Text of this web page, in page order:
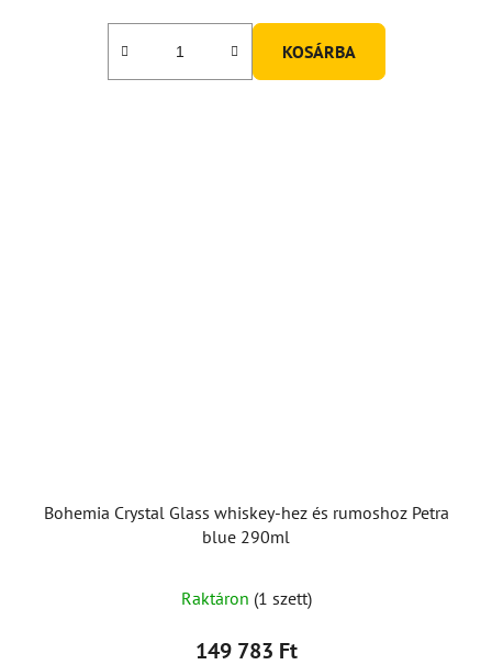
KOSÁRBA
Bohemia Crystal Glass whiskey-hez és rumoshoz Petra
blue 290ml
Raktáron (1 szett)
149 783 Ft